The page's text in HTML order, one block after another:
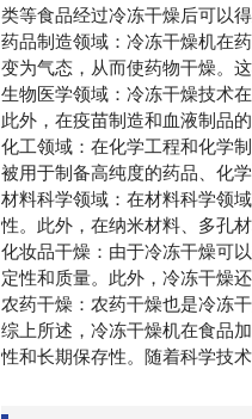
类等食品经过冷冻干燥后可以
药品制造领域：冷冻干燥机在
变为气态，从而使药物干燥。
生物医学领域：冷冻干燥技术
此外，在疫苗制造和血液制品
化工领域：在化学工程和化学
被用于制备高纯度的药品、化学
材料科学领域：在材料科学领
性。此外，在纳米材料、多孔
化妆品干燥：由于冷冻干燥可
定性和质量。此外，冷冻干燥
农药干燥：农药干燥也是冷冻
综上所述，冷冻干燥机在食品
性和长期保存性。随着科学技